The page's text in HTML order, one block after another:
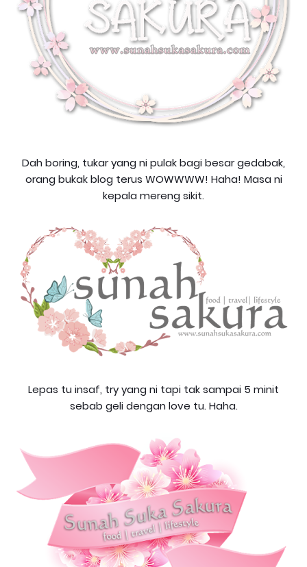
Dah boring, tukar yang ni pulak bagi besar gedabak,
orang bukak blog terus WOWWWW! Haha! Masa ni
kepala mereng sikit.
Lepas tu insaf, try yang ni tapi tak sampai 5 minit
sebab geli dengan love tu. Haha.